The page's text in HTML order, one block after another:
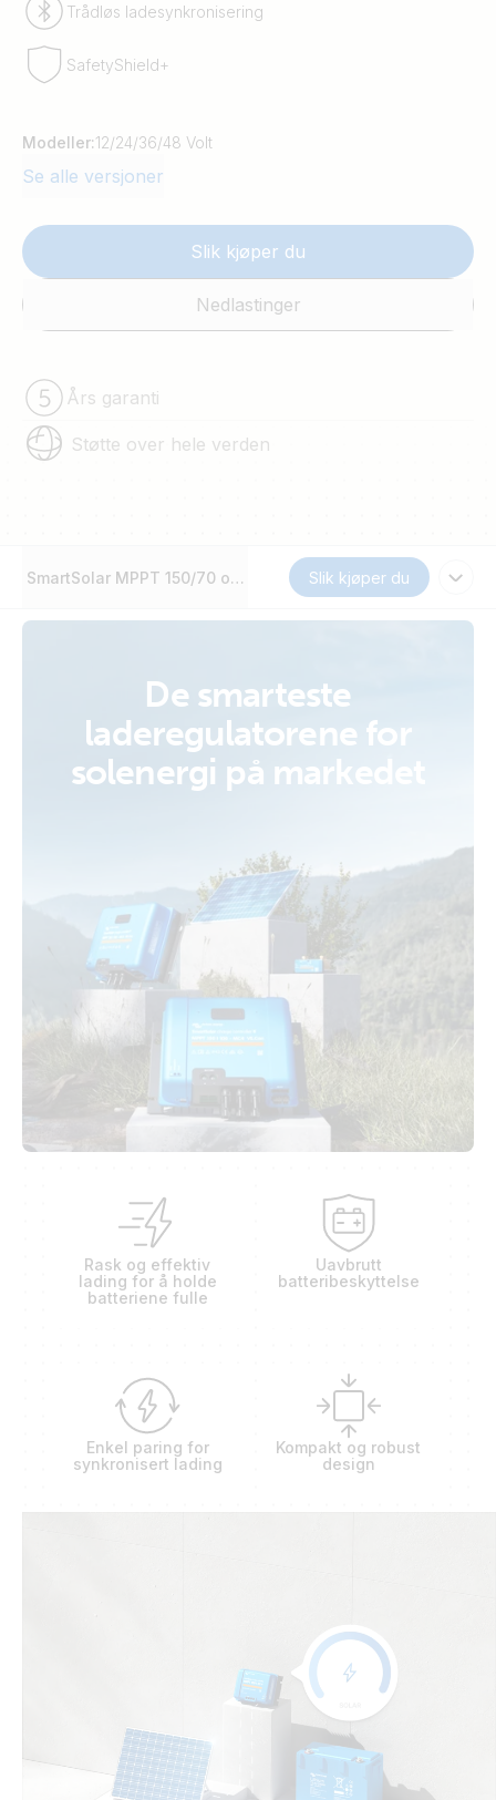
Trådløs ladesynkronisering
SafetyShield+
Modeller:12/24/36/48 Volt
Se alle versjoner
Slik kjøper du
Nedlastinger
Års garanti
Støtte over hele verden
SmartSolar MPPT 150/70 opptil 250/100 VE.Can
Slik kjøper du
De smarteste
laderegulatorene for
solenergi på markedet
Rask og effektiv
lading for å holde
batteriene fulle
Uavbrutt
batteribeskyttelse
Enkel paring for
synkronisert lading
Kompakt og robust
design